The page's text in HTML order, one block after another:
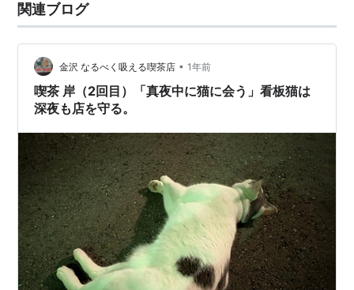
関連ブログ
金沢 なるべく吸える喫茶店 • 1年前
喫茶 岸（2回目）「真夜中に猫に会う」看板猫は
深夜も店を守る。